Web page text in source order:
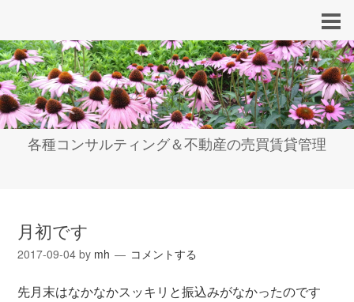
各種コンサルティング＆不動産の売買賃貸管理
月初です
2017-09-04 by mh コメントする
先月末はなかなかスッキリと振込みがなかったのです